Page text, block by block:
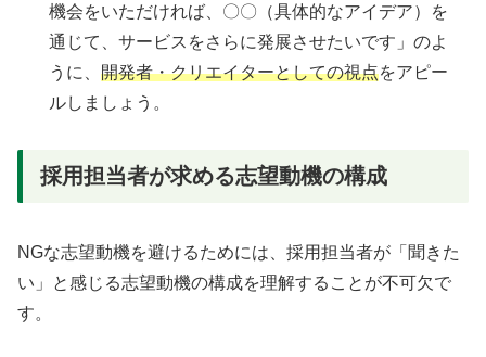
機会をいただければ、〇〇（具体的なアイデア）を
通じて、サービスをさらに発展させたいです」のよ
うに、開発者・クリエイターとしての視点をアピー
ルしましょう。
採用担当者が求める志望動機の構成
NGな志望動機を避けるためには、採用担当者が「聞きた
い」と感じる志望動機の構成を理解することが不可欠で
す。